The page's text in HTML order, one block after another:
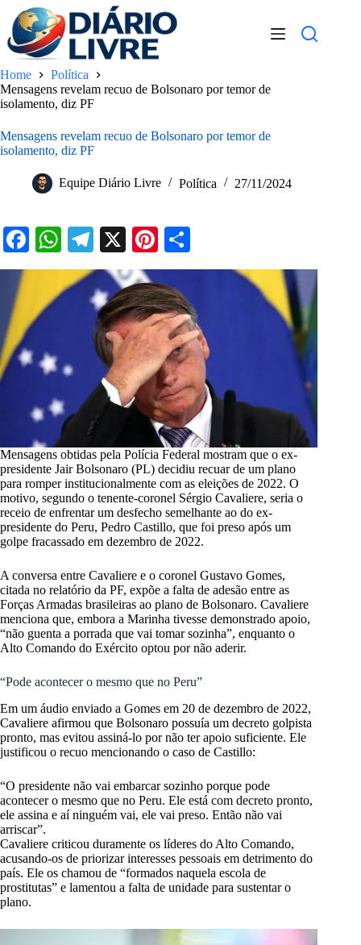
para
conteúdo
Home
Política
Mensagens revelam recuo de Bolsonaro por temor de
isolamento, diz PF
Mensagens revelam recuo de Bolsonaro por temor de
isolamento, diz PF
Equipe Diário Livre Política 27/11/2024
Fa
ce
bo
ok
W
ha
ts
Te
le
gr
a
m
X
Pi
nt
er
es
t
ha
Mensagens obtidas pela Polícia Federal mostram que o ex-
presidente Jair Bolsonaro (PL) decidiu recuar de um plano
para romper institucionalmente com as eleições de 2022. O
motivo, segundo o tenente-coronel Sérgio Cavaliere, seria o
receio de enfrentar um desfecho semelhante ao do ex-
presidente do Peru, Pedro Castillo, que foi preso após um
golpe fracassado em dezembro de 2022.
A conversa entre Cavaliere e o coronel Gustavo Gomes,
citada no relatório da PF, expõe a falta de adesão entre as
Forças Armadas brasileiras ao plano de Bolsonaro. Cavaliere
menciona que, embora a Marinha tivesse demonstrado apoio,
“não guenta a porrada que vai tomar sozinha”, enquanto o
Alto Comando do Exército optou por não aderir.
“Pode acontecer o mesmo que no Peru”
Em um áudio enviado a Gomes em 20 de dezembro de 2022,
Cavaliere afirmou que Bolsonaro possuía um decreto golpista
pronto, mas evitou assiná-lo por não ter apoio suficiente. Ele
justificou o recuo mencionando o caso de Castillo:
“O presidente não vai embarcar sozinho porque pode
acontecer o mesmo que no Peru. Ele está com decreto pronto,
ele assina e aí ninguém vai, ele vai preso. Então não vai
arriscar”.
Cavaliere criticou duramente os líderes do Alto Comando,
acusando-os de priorizar interesses pessoais em detrimento do
país. Ele os chamou de “formados naquela escola de
prostitutas” e lamentou a falta de unidade para sustentar o
plano.